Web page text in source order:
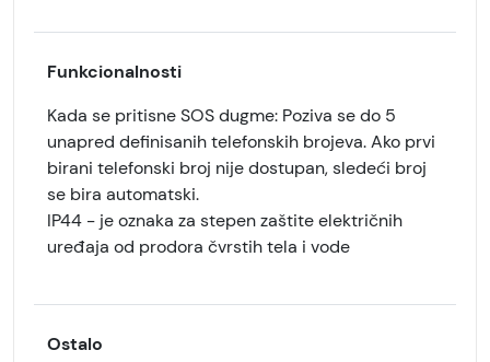
Funkcionalnosti
Kada se pritisne SOS dugme: Poziva se do 5
unapred definisanih telefonskih brojeva. Ako prvi
birani telefonski broj nije dostupan, sledeći broj
se bira automatski.
IP44 - je oznaka za stepen zaštite električnih
uređaja od prodora čvrstih tela i vode
Ostalo